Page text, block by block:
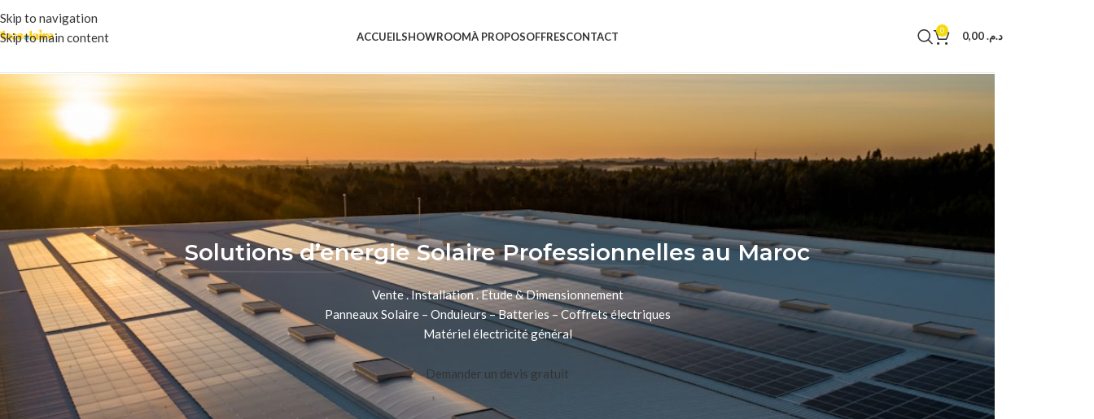
Skip to navigation
Skip to main content
ACCUEILSHOWROOMÀ PROPOSOFFRESCONTACT 0 د.م.
Solutions d’energie Solaire Professionnelles au Maroc
Vente . Installation . Etude & Dimensionnement
Panneaux Solaire – Onduleurs – Batteries – Coffrets électriques
Matériel électricité général
Demander un devis gratuit